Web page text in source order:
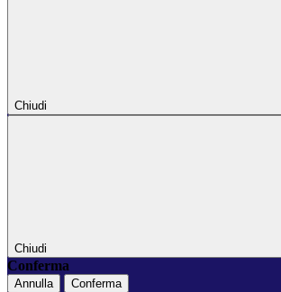
Chiudi
Chiudi
Conferma
Annulla Conferma